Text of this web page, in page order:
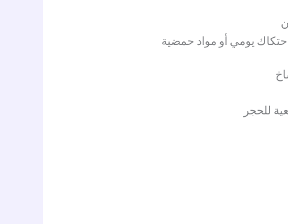
احتكاك يومي أو مواد حمضية
للحجر